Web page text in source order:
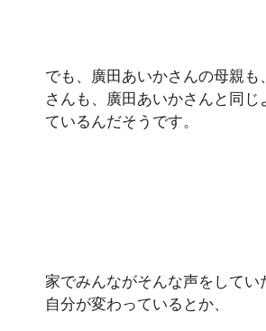
でも、廣田あいかさんの母親も
さんも、廣田あいかさんと同じ
ているんだそうです。
家でみんながそんな声をしてい
自分が変わっているとか、